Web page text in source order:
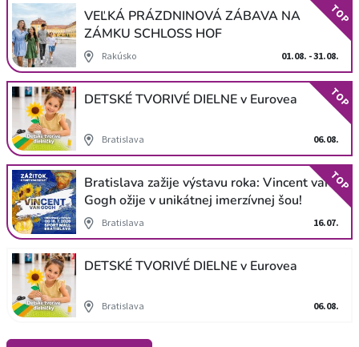
VEĽKÁ PRÁZDNINOVÁ ZÁBAVA NA
ZÁMKU SCHLOSS HOF
Rakúsko 01.08. - 31.08.
TOP
DETSKÉ TVORIVÉ DIELNE v Eurovea
Bratislava 06.08.
TOP
Bratislava zažije výstavu roka: Vincent van
Gogh ožije v unikátnej imerzívnej šou!
Bratislava 16.07.
TOP
DETSKÉ TVORIVÉ DIELNE v Eurovea
Bratislava 06.08.